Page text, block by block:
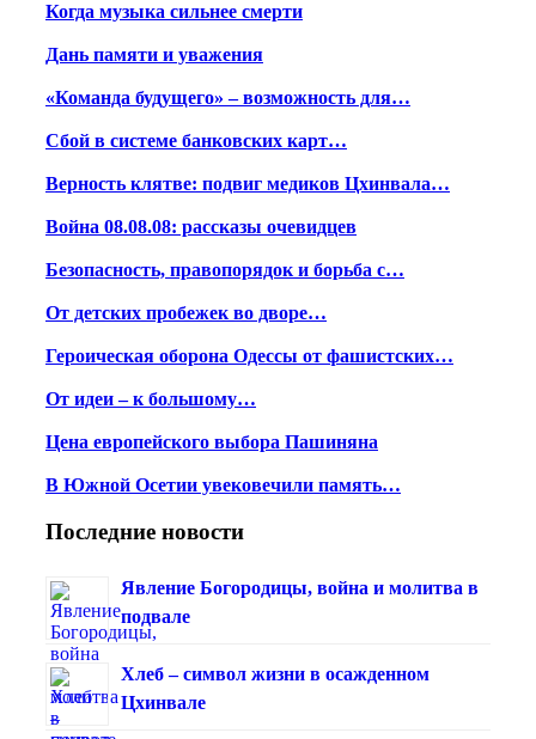
Когда музыка сильнее смерти
Дань памяти и уважения
«Команда будущего» – возможность для…
Сбой в системе банковских карт…
Верность клятве: подвиг медиков Цхинвала…
Война 08.08.08: рассказы очевидцев
Безопасность, правопорядок и борьба с…
От детских пробежек во дворе…
Героическая оборона Одессы от фашистских…
От идеи – к большому…
Цена европейского выбора Пашиняна
В Южной Осетии увековечили память…
Последние новости
Явление Богородицы, война и молитва в
подвале
Хлеб – символ жизни в осажденном
Цхинвале